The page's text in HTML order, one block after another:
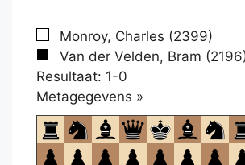
Monroy, Charles (2399)
Van der Velden, Bram
Resultaat: 1-0
Metagegevens »
om
te
openen.